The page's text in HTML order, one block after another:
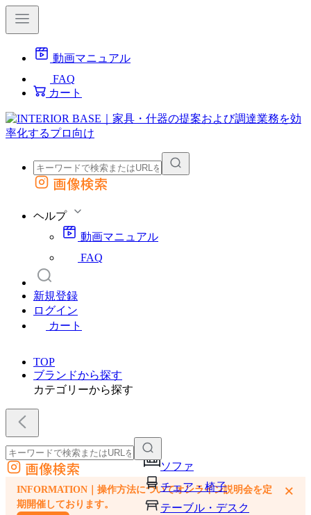
動画マニュアル
FAQ
カート
外部サイトの商品をカートに追加
画像検索
ヘルプ
動画マニュアル
FAQ
新規登録
ログイン
カート
TOP
ブランドから探す
カテゴリーから探す
ソファ
チェア・椅子
テーブル・デスク
外部サイトの商品をカートに追加
他のサイトで見つけた商品ページのURLを貼り付けて、カートに追加できます
画像検索
INFORMATION｜操作方法についてオンライン説明会を定
期開催しております。
×